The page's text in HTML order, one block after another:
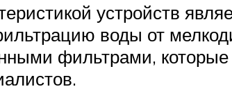
устройств
воды от
фильтрами,